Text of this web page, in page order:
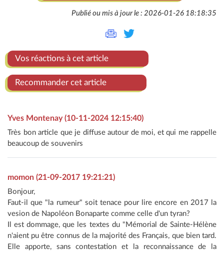
Publié ou mis à jour le : 2026-01-26 18:18:35
Vos réactions à cet article
Recommander cet article
Yves Montenay (10-11-2024 12:15:40)
Très bon article que je diffuse autour de moi, et qui me rappelle
beaucoup de souvenirs
momon (21-09-2017 19:21:21)
Bonjour,
Faut-il que "la rumeur" soit tenace pour lire encore en 2017 la
vesion de Napoléon Bonaparte comme celle d'un tyran?
Il est dommage, que les textes du "Mémorial de Sainte-Hélène
n'aient pu être connus de la majorité des Français, que bien tard.
Elle apporte, sans contestation et la reconnaissance de la